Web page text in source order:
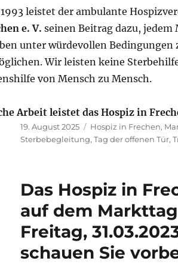
leistet der ambulante
e. V. seinen Beitrag dazu, jedem
unter würdevollen Bedingungen
Wir leisten keine
von Mensch zu Mensch.
Arbeit leistet das Hospiz in
Veröffentlicht
am
19. August 2025 Schlagwörter
Hospiz in Frechen,
Sterbebegleitung,Tag der offenen Tür,
Das Hospiz in
auf dem
Freitag,
schauen Sie